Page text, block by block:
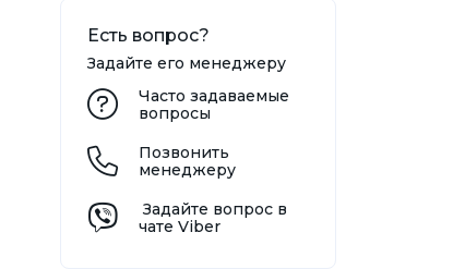
Есть вопрос?
Задайте его менеджеру
Часто задаваемые
вопросы
Позвонить
менеджеру
Задайте вопрос в
чате Viber